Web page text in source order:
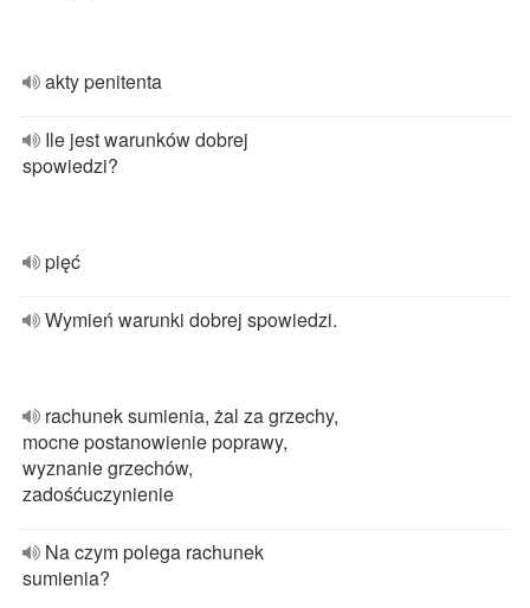
akty penitenta
Ile jest warunków dobrej
spowiedzi?
pięć
Wymień warunki dobrej spowiedzi.
rachunek sumienia, żal za grzechy,
mocne postanowienie poprawy,
wyznanie grzechów,
zadośćuczynienie
Na czym polega rachunek
sumienia?